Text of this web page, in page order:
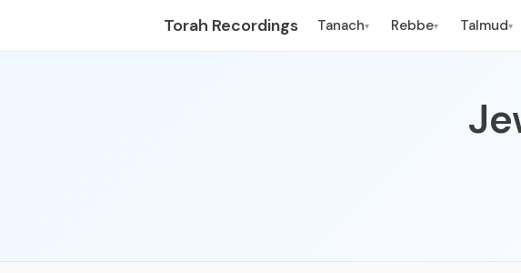
Torah Recordings Tanach▾ Rebbe▾ Talmud▾